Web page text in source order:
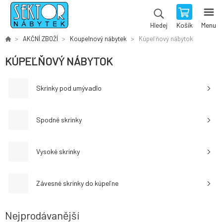
Hledej Košík Menu
AKČNÍ ZBOŽÍ Koupelnový nábytek Kúpeľňový nábytok
KÚPEĽŇOVÝ NÁBYTOK
Skrinky pod umývadlo
Spodné skrinky
Vysoké skrinky
Závesné skrinky do kúpeľne
Nejprodávanější